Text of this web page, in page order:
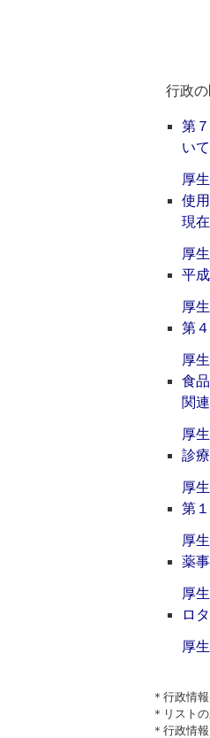
行政の
第
いて
厚
使
現在
厚
平
厚
第
厚
食
関連
厚
診
厚
第
厚
薬
厚
ロ
厚
＊行政情
＊リスト
＊行政情